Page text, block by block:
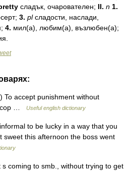
сладък, очарователен; II. n 1.
3. pl сладости, наслади,
4. мил(а), любим(а), възлюбен(а);
accept punishment without
…
Useful english dictionary
to be lucky in a way that you
sweet this afternoon the boss went
coming to smb., without trying to get